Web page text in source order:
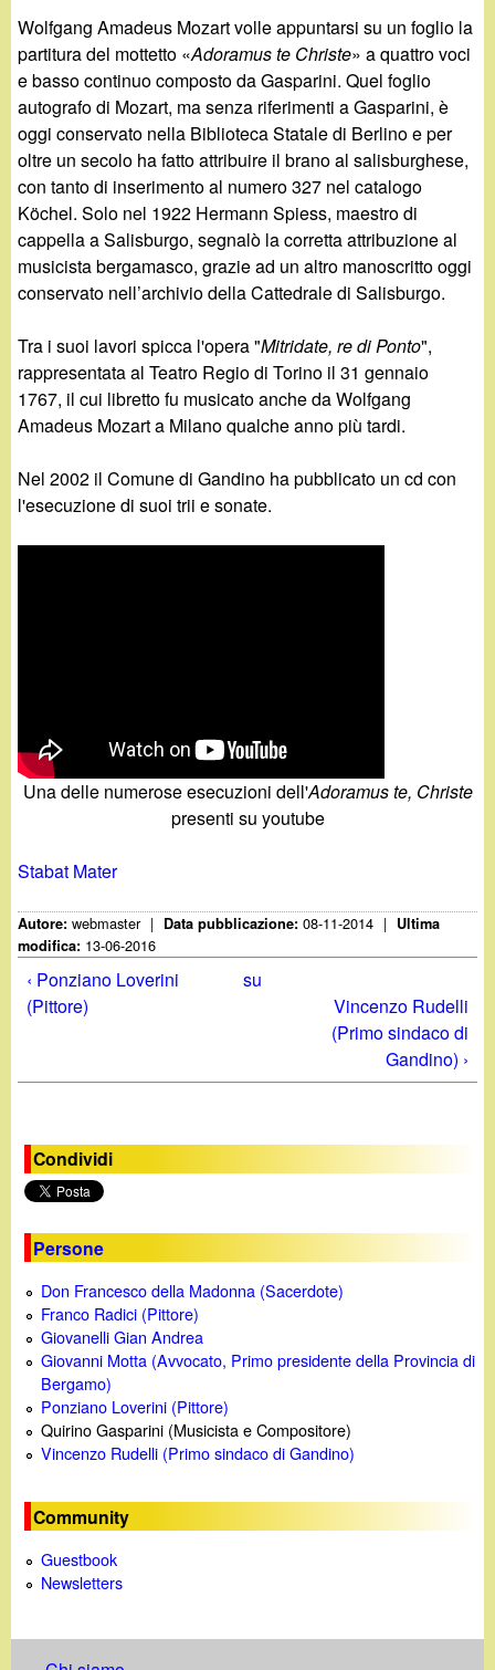
Wolfgang Amadeus Mozart volle appuntarsi su un foglio la
partitura del mottetto «Adoramus te Christe» a quattro voci
e basso continuo composto da Gasparini. Quel foglio
autografo di Mozart, ma senza riferimenti a Gasparini, è
oggi conservato nella Biblioteca Statale di Berlino e per
oltre un secolo ha fatto attribuire il brano al salisburghese,
con tanto di inserimento al numero 327 nel catalogo
Köchel. Solo nel 1922 Hermann Spiess, maestro di
cappella a Salisburgo, segnalò la corretta attribuzione al
musicista bergamasco, grazie ad un altro manoscritto oggi
conservato nell’archivio della Cattedrale di Salisburgo.
Tra i suoi lavori spicca l'opera "Mitridate, re di Ponto",
rappresentata al Teatro Regio di Torino il 31 gennaio
1767, il cui libretto fu musicato anche da Wolfgang
Amadeus Mozart a Milano qualche anno più tardi.
Nel 2002 il Comune di Gandino ha pubblicato un cd con
l'esecuzione di suoi trii e sonate.
Una delle numerose esecuzioni dell'Adoramus te, Christe
presenti su youtube
Stabat Mater
Autore:webmaster | Data pubblicazione:08-11-2014 |
Ultima
modifica: 13-06-2016
‹ Ponziano Loverini
(Pittore)
su
Vincenzo Rudelli
(Primo sindaco di
Gandino) ›
Condividi
Persone
Don Francesco della Madonna (Sacerdote)
Franco Radici (Pittore)
Giovanelli Gian Andrea
Giovanni Motta (Avvocato, Primo presidente della Provincia di
Bergamo)
Ponziano Loverini (Pittore)
Quirino Gasparini (Musicista e Compositore)
Vincenzo Rudelli (Primo sindaco di Gandino)
Community
Guestbook
Newsletters